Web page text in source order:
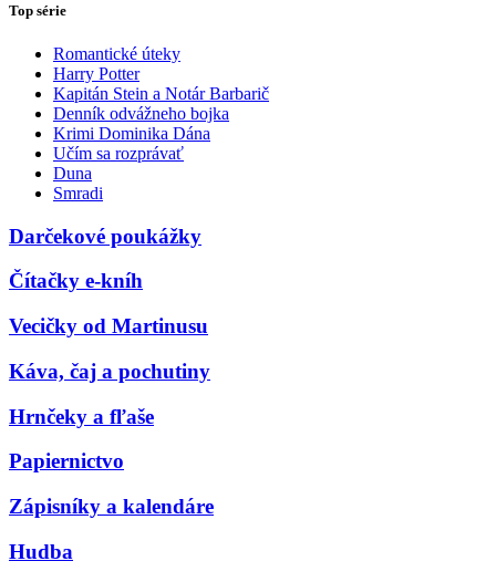
Top série
Romantické úteky
Harry Potter
Kapitán Stein a Notár Barbarič
Denník odvážneho bojka
Krimi Dominika Dána
Učím sa rozprávať
Duna
Smradi
Darčekové poukážky
Čítačky e-kníh
Vecičky od Martinusu
Káva, čaj a pochutiny
Hrnčeky a fľaše
Papiernictvo
Zápisníky a kalendáre
Hudba